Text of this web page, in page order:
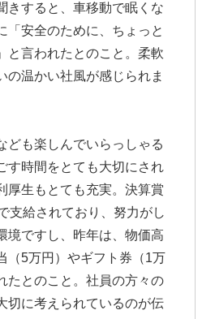
きすると、車移動で眠くな
「安全のために、ちょっと
と言われたとのこと。柔軟
の温かい社風が感じられま
ども楽しんでいらっしゃる
す時間をとても大切にされ
厚生もとても充実。決算賞
支給されており、努力がし
境ですし、昨年は、物価高
（5万円）やギフト券（1万
たとのこと。社員の方々の
切に考えられているのが伝